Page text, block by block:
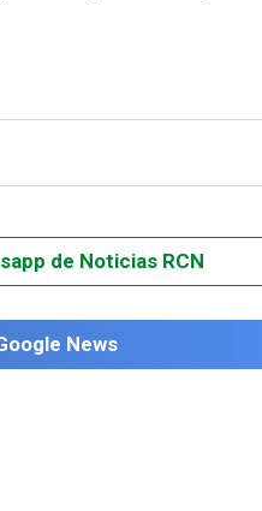
de Noticias RCN
News